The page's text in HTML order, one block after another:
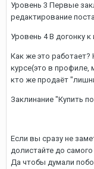
Уровень 3 Первые
редактирование поста
Уровень 4 В догонку
Как же это работает?
курсе(это в профиле,
кто же продаёт
Заклинание "Купить
Если вы сразу не
долистайте до
Да чтобы думали